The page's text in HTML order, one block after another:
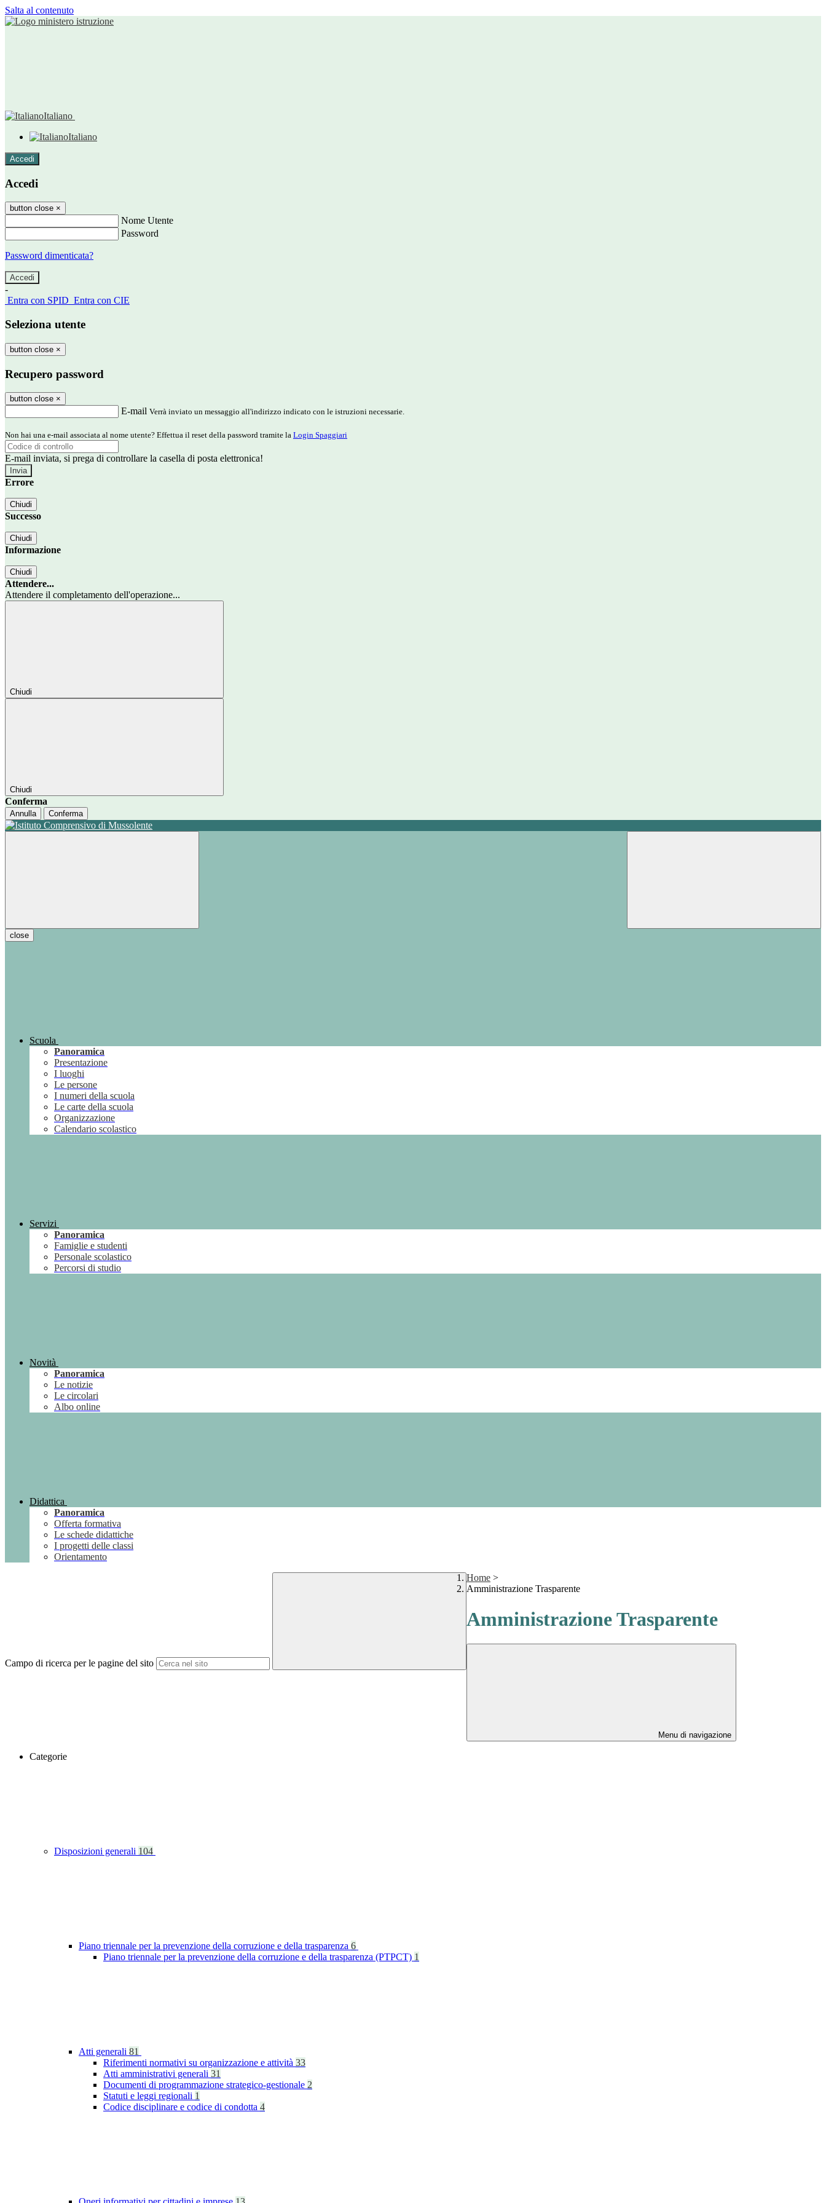
Salta al contenuto
Italiano
Italiano
Accedi
Accedi
button close ×
Nome Utente
Password
Password dimenticata?
-
Entra con SPID Entra con CIE
Seleziona utente
button close ×
Recupero password
button close ×
E-mail Verrà inviato un messaggio all'indirizzo indicato con le istruzioni necessarie.
Non hai una e-mail associata al nome utente? Effettua il reset della password tramite la Login Spaggiari
E-mail inviata, si prega di controllare la casella di posta elettronica!
Errore
Chiudi
Successo
Chiudi
Informazione
Chiudi
Attendere...
Attendere il completamento dell'operazione...
Chiudi
Chiudi
Conferma
Annulla Conferma
close
Scuola
Panoramica
Presentazione
I luoghi
Le persone
I numeri della scuola
Le carte della scuola
Organizzazione
Calendario scolastico
Servizi
Panoramica
Famiglie e studenti
Personale scolastico
Percorsi di studio
Novità
Panoramica
Le notizie
Le circolari
Albo online
Didattica
Panoramica
Offerta formativa
Le schede didattiche
I progetti delle classi
Orientamento
Campo di ricerca per le pagine del sito
Home >
Amministrazione Trasparente
Amministrazione Trasparente
Menu di navigazione
Categorie
Disposizioni generali 104
Piano triennale per la prevenzione della corruzione e della trasparenza 6
Piano triennale per la prevenzione della corruzione e della trasparenza (PTPCT) 1
Atti generali 81
Riferimenti normativi su organizzazione e attività 33
Atti amministrativi generali 31
Documenti di programmazione strategico-gestionale 2
Statuti e leggi regionali 1
Codice disciplinare e codice di condotta 4